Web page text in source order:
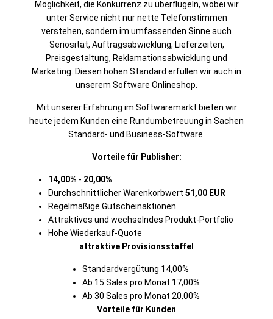
Möglichkeit, die Konkurrenz zu überflügeln, wobei wir
unter Service nicht nur nette Telefonstimmen
verstehen, sondern im umfassenden Sinne auch
Seriosität, Auftragsabwicklung, Lieferzeiten,
Preisgestaltung, Reklamationsabwicklung und
Marketing. Diesen hohen Standard erfüllen wir auch in
unserem Software Onlineshop.
Mit unserer Erfahrung im Softwaremarkt bieten wir
heute jedem Kunden eine Rundumbetreuung in Sachen
Standard- und Business-Software.
Vorteile für Publisher:
14,00% - 20,00%
Durchschnittlicher Warenkorbwert 51,00 EUR
Regelmäßige Gutscheinaktionen
Attraktives und wechselndes Produkt-Portfolio
Hohe Wiederkauf-Quote
attraktive Provisionsstaffel
Standardvergütung 14,00%
Ab 15 Sales pro Monat 17,00%
Ab 30 Sales pro Monat 20,00%
Vorteile für Kunden